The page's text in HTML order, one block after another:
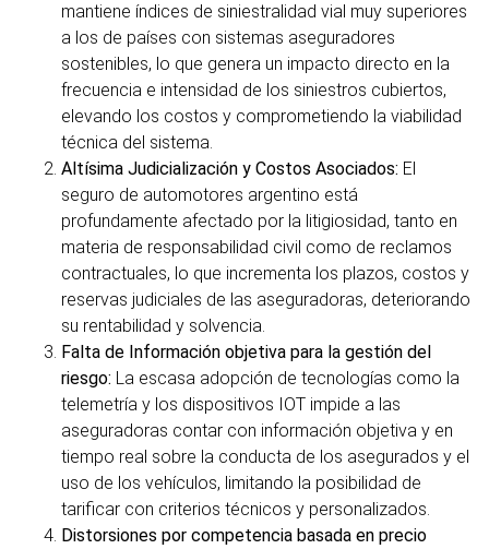
mantiene índices de siniestralidad vial muy superiores
a los de países con sistemas aseguradores
sostenibles, lo que genera un impacto directo en la
frecuencia e intensidad de los siniestros cubiertos,
elevando los costos y comprometiendo la viabilidad
técnica del sistema.
Altísima Judicialización y Costos Asociados: El
seguro de automotores argentino está
profundamente afectado por la litigiosidad, tanto en
materia de responsabilidad civil como de reclamos
contractuales, lo que incrementa los plazos, costos y
reservas judiciales de las aseguradoras, deteriorando
su rentabilidad y solvencia.
Falta de Información objetiva para la gestión del
riesgo: La escasa adopción de tecnologías como la
telemetría y los dispositivos IOT impide a las
aseguradoras contar con información objetiva y en
tiempo real sobre la conducta de los asegurados y el
uso de los vehículos, limitando la posibilidad de
tarificar con criterios técnicos y personalizados.
Distorsiones por competencia basada en precio